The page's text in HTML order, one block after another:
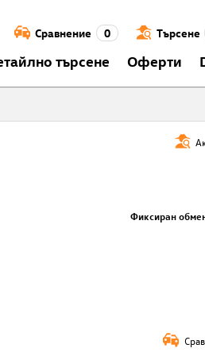
Сравнение 0 Търсене
търсене Оферти
Фиксиран